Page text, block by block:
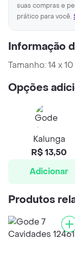
suas compras e
prático para você.
Informação
Tamanho: 14 x
Opções
Kalunga
R$ 13,50
Adicionar
Produtos